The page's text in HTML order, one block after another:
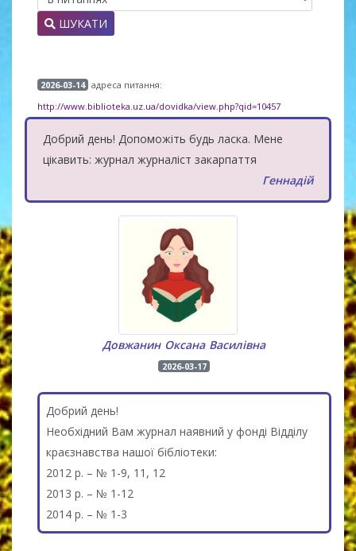
ШУКАТИ
2026-03-14 адреса питання:
http://www.biblioteka.uz.ua/dovidka/view.php?qid=10457
Добрий день! Допоможіть будь ласка. Мене
цікавить: журнал журналіст закарпаття
Геннадій
Довжанин Оксана Василівна
2026-03-17
Добрий день!
Необхідний Вам журнал наявний у фонді Відділу
краєзнавства нашої бібліотеки:
2012 р. – № 1-9, 11, 12
2013 р. – № 1-12
2014 р. – № 1-3